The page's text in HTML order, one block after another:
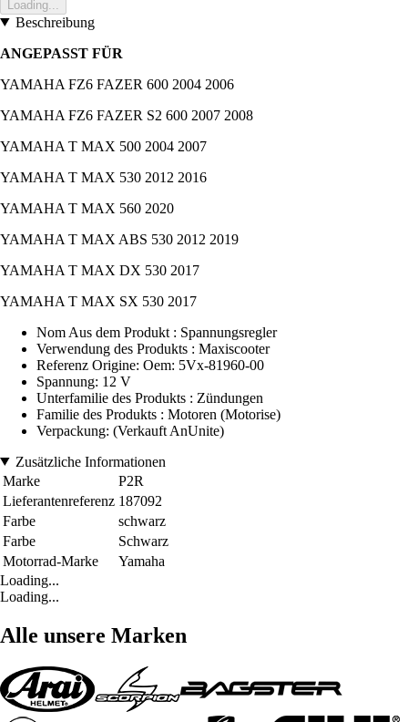
Loading...
Beschreibung
ANGEPASST FÜR
YAMAHA FZ6 FAZER 600 2004 2006
YAMAHA FZ6 FAZER S2 600 2007 2008
YAMAHA T MAX 500 2004 2007
YAMAHA T MAX 530 2012 2016
YAMAHA T MAX 560 2020
YAMAHA T MAX ABS 530 2012 2019
YAMAHA T MAX DX 530 2017
YAMAHA T MAX SX 530 2017
Nom Aus dem Produkt : Spannungsregler
Verwendung des Produkts : Maxiscooter
Referenz Origine: Oem: 5Vx-81960-00
Spannung: 12 V
Unterfamilie des Produkts : Zündungen
Familie des Produkts : Motoren (Motorise)
Verpackung: (Verkauft AnUnite)
Zusätzliche Informationen
Marke
P2R
Lieferantenreferenz 187092
Farbe
schwarz
Farbe
Schwarz
Motorrad-Marke
Yamaha
Loading...
Loading...
Alle unsere Marken